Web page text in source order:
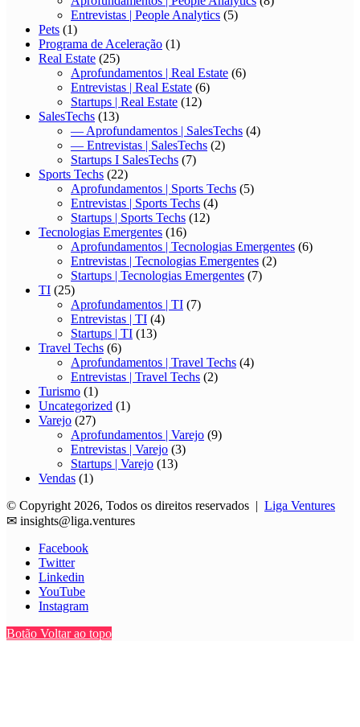
Entrevistas | People Analytics (5)
Pets (1)
Programa de Aceleração (1)
Real Estate (25)
Aprofundamentos | Real Estate (6)
Entrevistas | Real Estate (6)
Startups | Real Estate (12)
SalesTechs (13)
— Aprofundamentos | SalesTechs (4)
— Entrevistas | SalesTechs (2)
Startups I SalesTechs (7)
Sports Techs (22)
Aprofundamentos | Sports Techs (5)
Entrevistas | Sports Techs (4)
Startups | Sports Techs (12)
Tecnologias Emergentes (16)
Aprofundamentos | Tecnologias Emergentes (6)
Entrevistas | Tecnologias Emergentes (2)
Startups | Tecnologias Emergentes (7)
TI (25)
Aprofundamentos | TI (7)
Entrevistas | TI (4)
Startups | TI (13)
Travel Techs (6)
Aprofundamentos | Travel Techs (4)
Entrevistas | Travel Techs (2)
Turismo (1)
Uncategorized (1)
Varejo (27)
Aprofundamentos | Varejo (9)
Entrevistas | Varejo (3)
Startups | Varejo (13)
Vendas (1)
© Copyright 2026, Todos os direitos reservados | Liga Ventures
✉ insights@liga.ventures
Facebook
Twitter
Linkedin
YouTube
Instagram
Botão Voltar ao topo